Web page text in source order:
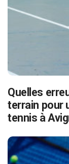
Quelles
terrain pour
tennis à